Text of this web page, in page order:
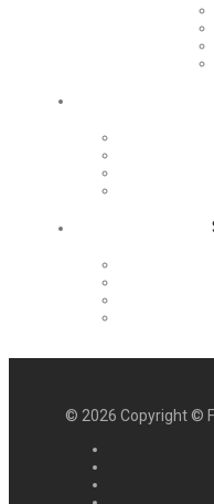
© 2026 Copyright ©